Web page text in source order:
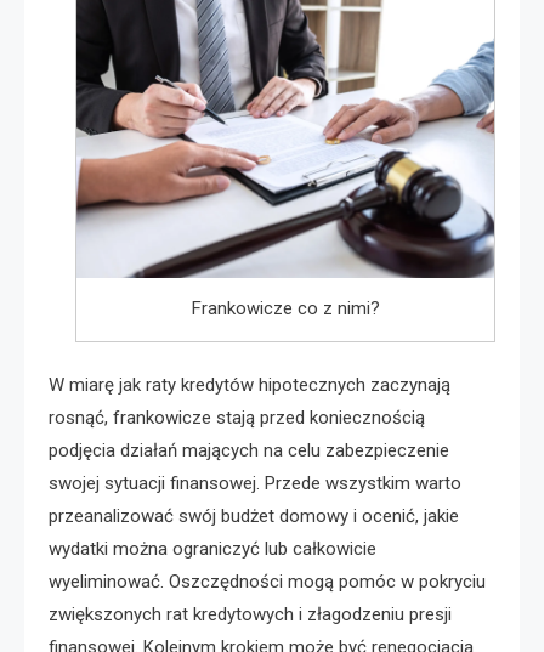
Frankowicze co z nimi?
W miarę jak raty kredytów hipotecznych zaczynają
rosnąć, frankowicze stają przed koniecznością
podjęcia działań mających na celu zabezpieczenie
swojej sytuacji finansowej. Przede wszystkim warto
przeanalizować swój budżet domowy i ocenić, jakie
wydatki można ograniczyć lub całkowicie
wyeliminować. Oszczędności mogą pomóc w pokryciu
zwiększonych rat kredytowych i złagodzeniu presji
finansowej. Kolejnym krokiem może być renegocjacja